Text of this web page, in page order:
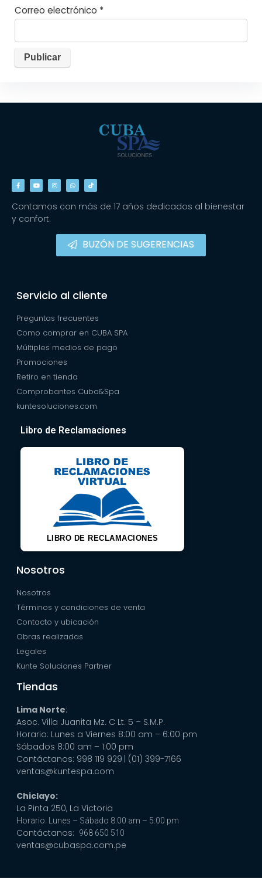
Correo electrónico *
Contamos con más de 17 años dedicados al bienestar
y confort.
BUZÓN DE SUGERENCIAS
Servicio al cliente
Preguntas frecuentes
Como comprar en CUBA SPA
Múltiples medios de pago
Promociones
Retiro en tienda
Comprobantes Cuba&Spa
kuntesoluciones.com
Libro de Reclamaciones
LIBRO DE RECLAMACIONES
Nosotros
Nosotros
Términos y condiciones de venta
Contacto y ubicación
Obras realizadas
Legales
Kunte Soluciones Partner
Tiendas
Lima Norte:
Asoc. Villa Juanita Mz. C Lt. 5 – S.M.P.
Horario: Lunes a Viernes 8:00 am – 6:00 pm
Sábados 8:00 am – 1:00 pm
Contáctanos: 998 119 929 | (01) 399-7166
ventas@kuntespa.com
Chiclayo:
La Pinta 250, La Victoria
Horario: Lunes – Sábado 8:00 am – 5:00 pm
Contáctanos: 968 650 510
ventas@cubaspa.com.pe